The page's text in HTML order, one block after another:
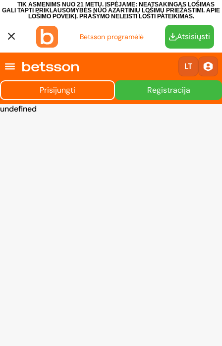
TIK ASMENIMS NUO 21 METŲ. ĮSPĖJAME: NEATSAKINGAS LOŠIMAS
GALI TAPTI PRIKLAUSOMYBĖS NUO AZARTINIŲ LOŠIMŲ PRIEŽASTIMI. APIE
LOŠIMO POVEIKĮ. PRAŠYMO NELEISTI LOŠTI PATEIKIMAS.
Betsson programėlė Atsisiųsti
LT
Prisijungti
Registracija
undefined